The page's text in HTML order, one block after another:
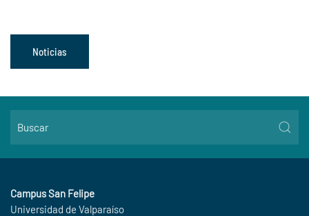
Noticias
Campus San Felipe
Universidad de Valparaíso